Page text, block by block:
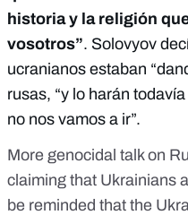
historia y la religión
vosotros”. Solovyov
ucranianos estaban
rusas, “y lo harán
no nos vamos a ir”.
More genocidal talk on
claiming that Ukrainians
be reminded that the